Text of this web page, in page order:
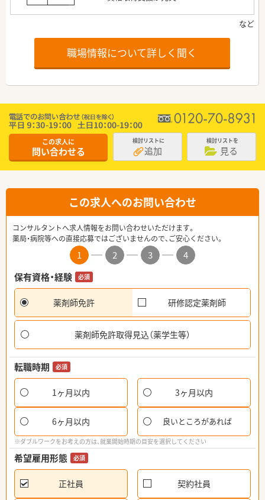
職場情報について詳しく聞く
この求人に
問い合わせる
検討リストに
追加
検討リストを
見る
この求人へのお問い合わせ
コンサルタントへ求人情報をお問い合わせいただけます。
薬局・病院等への直接応募ではございませんので、ご安心ください。
1 2 3
4
保有資格・経験
必須
薬剤師免許 研修認定薬剤師
薬剤師免許取得見込（薬学生等）
転職時期 必須
1ヶ月以内 3ヶ月以内
6ヶ月以内 良いところがあれば
※ダブルワークをお考えの方は、就業開始時期の目安を選択してください
希望雇用形態 必須
正社員 契約社員